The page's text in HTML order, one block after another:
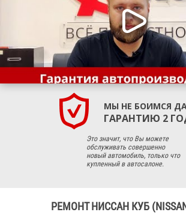
МЫ НЕ БОИМСЯ
ГАРАНТИЮ 2
Это значит, что Вы можете
обслуживать совершенно
новый автомобиль, только что
купленный в автосалоне.
РЕМОНТ НИССАН КУБ